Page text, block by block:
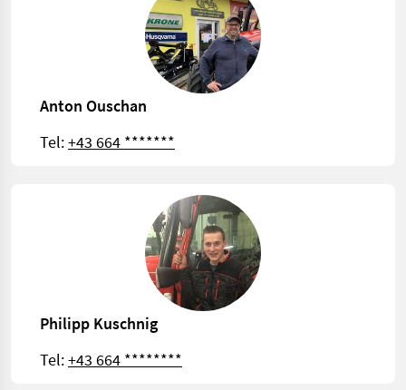
Anton Ouschan
Tel:+43 664 *******
Philipp Kuschnig
Tel:+43 664 ********